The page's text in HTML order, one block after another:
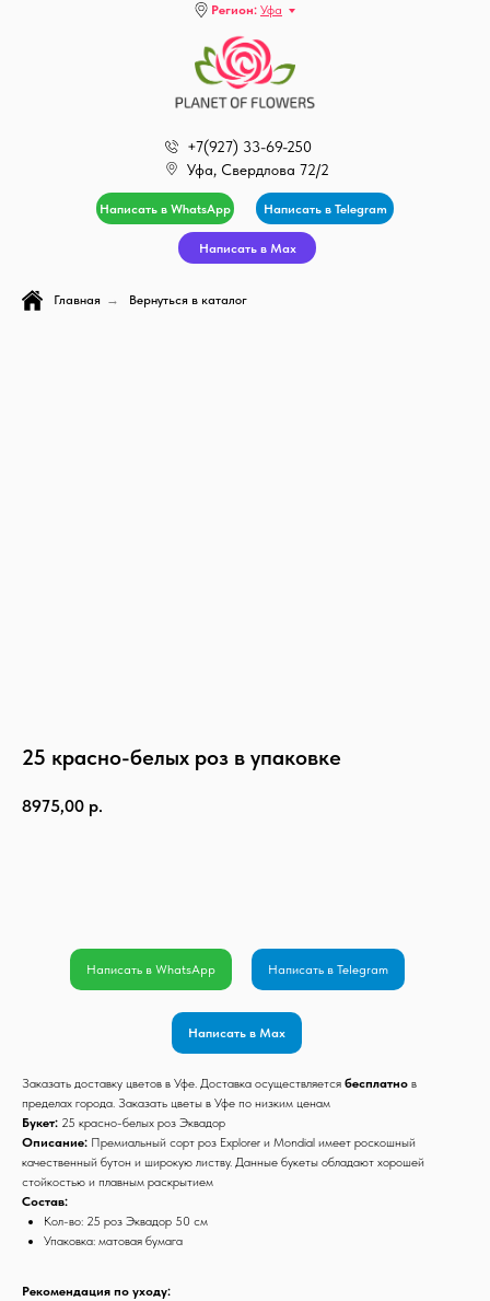
Написать в WhatsApp Написать в Telegram
Написать в Max
+7(927) 33-69-250
Уфа, Свердлова 72/2
Регион: Уфа
Главная → Вернуться в каталог
25 красно-белых роз в упаковке
8975,00 р.
Написать в WhatsApp Написать в Telegram
Написать в Max
Заказать доставку цветов в Уфе. Доставка осуществляется бесплатно в
пределах города. Заказать цветы в Уфе по низким ценам
Букет: 25 красно-белых роз Эквадор
Описание: Премиальный сорт роз Explorer и Mondial имеет роскошный
качественный бутон и широкую листву. Данные букеты обладают хорошей
стойкостью и плавным раскрытием
Состав:
Кол-во: 25 роз Эквадор 50 см
Упаковка: матовая бумага
Рекомендация по уходу: